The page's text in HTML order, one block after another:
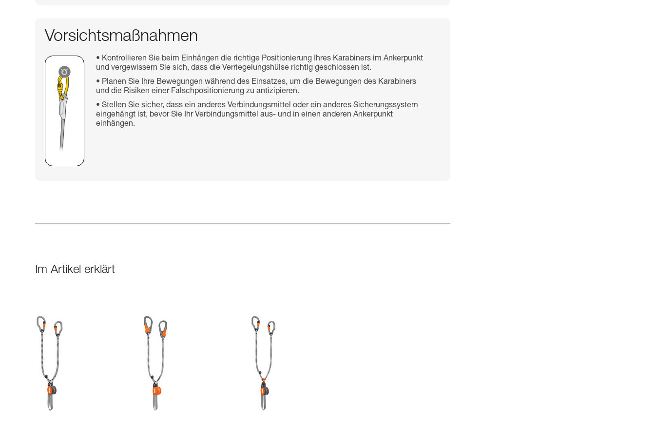
Vorsichtsmaßnahmen
Kontrollieren Sie beim Einhängen die richtige Positionierung Ihres Karabiners im Ankerpunkt
und vergewissern Sie sich, dass die Verriegelungshülse richtig geschlossen ist.
Planen Sie Ihre Bewegungen während des Einsatzes, um die Bewegungen des Karabiners
und die Risiken einer Falschpositionierung zu antizipieren.
Stellen Sie sicher, dass ein anderes Verbindungsmittel oder ein anderes Sicherungssystem
eingehängt ist, bevor Sie Ihr Verbindungsmittel aus- und in einen anderen Ankerpunkt
einhängen.
Im Artikel erklärt